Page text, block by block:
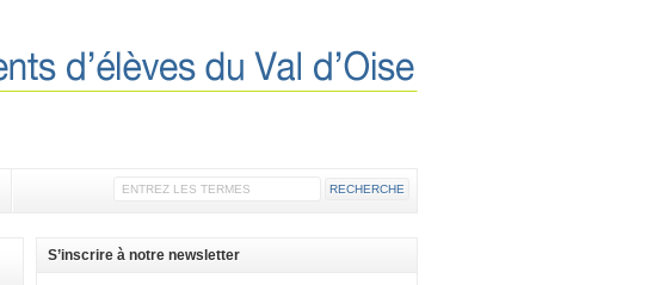
S’inscrire à notre newsletter